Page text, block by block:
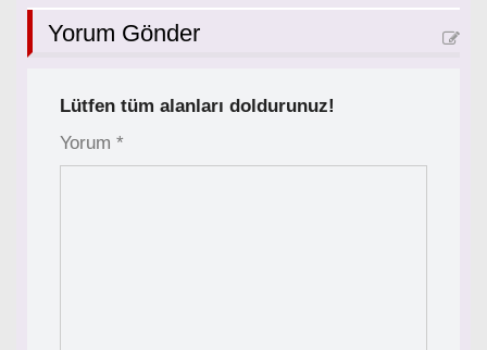
Yorum Gönder
Lütfen tüm alanları doldurunuz!
Yorum *